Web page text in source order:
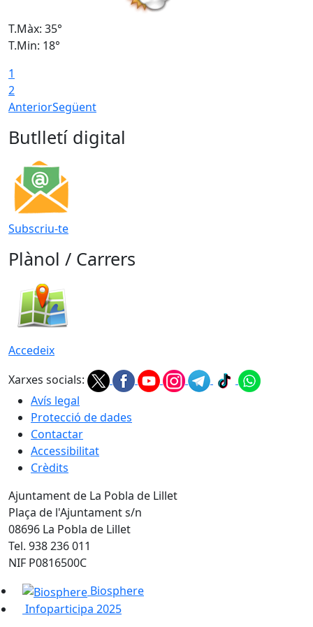
T.Màx: 35°
T.Min: 18°
1
2
AnteriorSegüent
Butlletí digital
Subscriu-te
Plànol / Carrers
Accedeix
Xarxes socials:
Avís legal
Protecció de dades
Contactar
Accessibilitat
Crèdits
Ajuntament de La Pobla de Lillet
Plaça de l'Ajuntament s/n
08696 La Pobla de Lillet
Tel. 938 236 011
NIF P0816500C
Biosphere
Infoparticipa 2025